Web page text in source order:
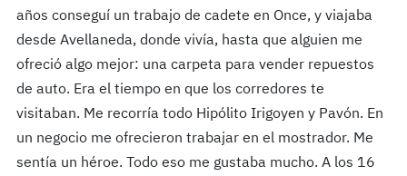
años conseguí un trabajo de cadete en Once, y viajaba
desde Avellaneda, donde vivía, hasta que alguien me
ofreció algo mejor: una carpeta para vender repuestos
de auto. Era el tiempo en que los corredores te
visitaban. Me recorría todo Hipólito Irigoyen y Pavón. En
un negocio me ofrecieron trabajar en el mostrador. Me
sentía un héroe. Todo eso me gustaba mucho. A los 16